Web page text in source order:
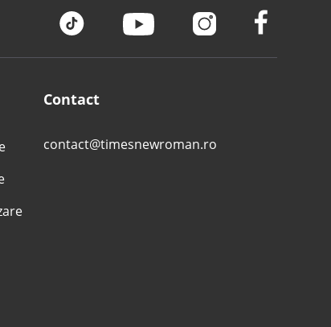
Contact
contact@timesnewroman.ro